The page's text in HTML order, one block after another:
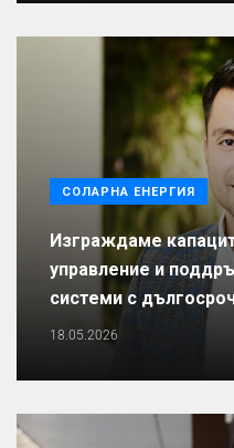
СОЛАРНА ЕНЕРГИЯ
Изграждаме
управление и
системи с
18.05.2026